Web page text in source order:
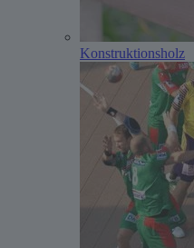
Konstruktionsholz